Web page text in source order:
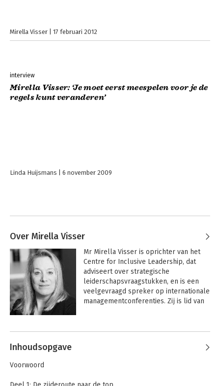
Mirella Visser 17 februari 2012
interview
Mirella Visser: ‘Je moet eerst meespelen voor je de
regels kunt veranderen’
Linda Huijsmans 6 november 2009
Over Mirella Visser
Mr Mirella Visser is oprichter van het
Centre for Inclusive Leadership, dat
adviseert over strategische
leiderschapsvraagstukken, en is een
veelgevraagd spreker op internationale
managementconferenties. Zij is lid van
van het Greenleaf Center for Servant
van het expertpanel Commissariaat van
Ook adviseert zij de Europese
Andere boeken door Mirella Visser
Inhoudsopgave
Voorwoord